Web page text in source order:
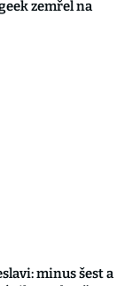
zemřel na
minus šest a